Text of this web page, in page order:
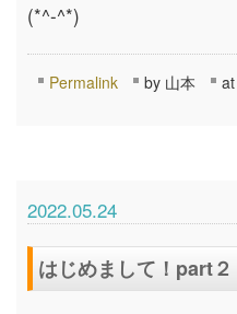
(*^-^*)
Permalink by 山本
2022.05.24
はじめまして！part２